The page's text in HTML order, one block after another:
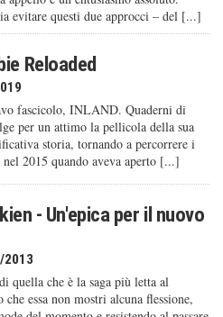
evitare questi due approcci – del [...]
Reloaded
fascicolo, INLAND. Quaderni di
per un attimo la pellicola della sua
storia, tornando a percorrere i
2015 quando aveva aperto [...]
- Un'epica per il nuovo
quella che è la saga più letta al
essa non mostri alcuna flessione,